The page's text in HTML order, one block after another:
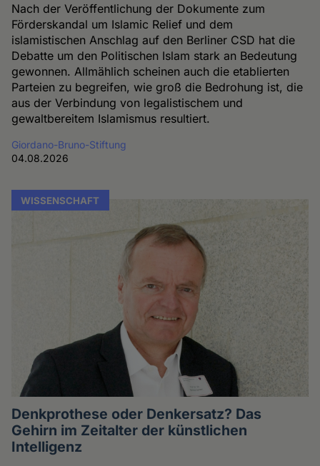
Nach der Veröffentlichung der Dokumente zum
Förderskandal um Islamic Relief und dem
islamistischen Anschlag auf den Berliner CSD hat die
Debatte um den Politischen Islam stark an Bedeutung
gewonnen. Allmählich scheinen auch die etablierten
Parteien zu begreifen, wie groß die Bedrohung ist, die
aus der Verbindung von legalistischem und
gewaltbereitem Islamismus resultiert.
Giordano-Bruno-Stiftung
04.08.2026
WISSENSCHAFT
Denkprothese oder Denkersatz? Das
Gehirn im Zeitalter der künstlichen
Intelligenz